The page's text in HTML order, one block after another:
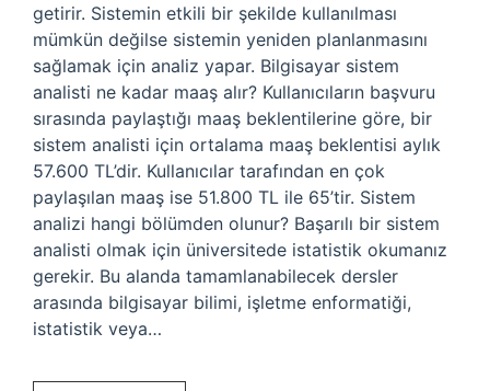
getirir. Sistemin etkili bir şekilde kullanılması
mümkün değilse sistemin yeniden planlanmasını
sağlamak için analiz yapar. Bilgisayar sistem
analisti ne kadar maaş alır? Kullanıcıların başvuru
sırasında paylaştığı maaş beklentilerine göre, bir
sistem analisti için ortalama maaş beklentisi aylık
57.600 TL’dir. Kullanıcılar tarafından en çok
paylaşılan maaş ise 51.800 TL ile 65’tir. Sistem
analizi hangi bölümden olunur? Başarılı bir sistem
analisti olmak için üniversitede istatistik okumanız
gerekir. Bu alanda tamamlanabilecek dersler
arasında bilgisayar bilimi, işletme enformatiği,
istatistik veya…